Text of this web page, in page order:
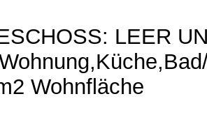
LEER
Wohnfläche